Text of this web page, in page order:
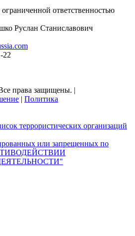
ответственностью
Руслан Станиславович
22
права защищены. |
| Политика
террористических организаций
или запрещенных по